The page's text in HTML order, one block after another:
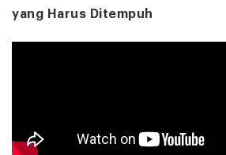
yang Harus Ditempuh